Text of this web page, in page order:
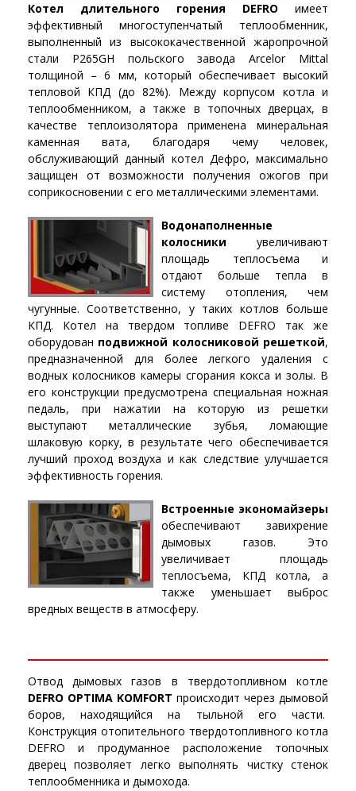
Котел длительного горения DEFRO имеет
эффективный многоступенчатый теплообменник,
выполненный из высококачественной жаропрочной
стали P265GH польского завода Arcelor Mittal
толщиной – 6 мм, который обеспечивает высокий
тепловой КПД (до 82%). Между корпусом котла и
теплообменником, а также в топочных дверцах, в
качестве теплоизолятора применена минеральная
каменная вата, благодаря чему человек,
обслуживающий данный котел Дефро, максимально
защищен от возможности получения ожогов при
соприкосновении с его металлическими элементами.
Водонаполненные
колосники увеличивают
площадь теплосъема и
отдают больше тепла в
систему отопления, чем
чугунные. Соответственно, у таких котлов больше
КПД. Котел на твердом топливе DEFRO так же
оборудован подвижной колосниковой решеткой,
предназначенной для более легкого удаления с
водных колосников камеры сгорания кокса и золы. В
его конструкции предусмотрена специальная ножная
педаль, при нажатии на которую из решетки
выступают металлические зубья, ломающие
шлаковую корку, в результате чего обеспечивается
лучший проход воздуха и как следствие улучшается
эффективность горения.
Встроенные экономайзеры
обеспечивают завихрение
дымовых газов. Это
увеличивает площадь
теплосъема, КПД котла, а
также уменьшает выброс
вредных веществ в атмосферу.
Отвод дымовых газов в твердотопливном котле
DEFRO OPTIMA KOMFORT происходит через дымовой
боров, находящийся на тыльной его части.
Конструкция отопительного твердотопливного котла
DEFRO и продуманное расположение топочных
дверец позволяет легко выполнять чистку стенок
теплообменника и дымохода.